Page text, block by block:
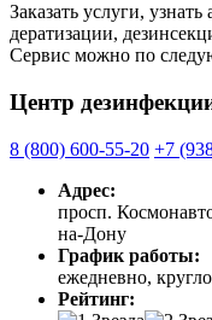
Заказать услуги,
дератизации,
Сервис можно по
Центр
8 (800) 600-55-20 +7
Адрес:
просп.
на-Дону
График работы:
ежедневно,
Рейтинг: